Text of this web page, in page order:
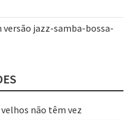
versão jazz-samba-bossa-
não têm vez